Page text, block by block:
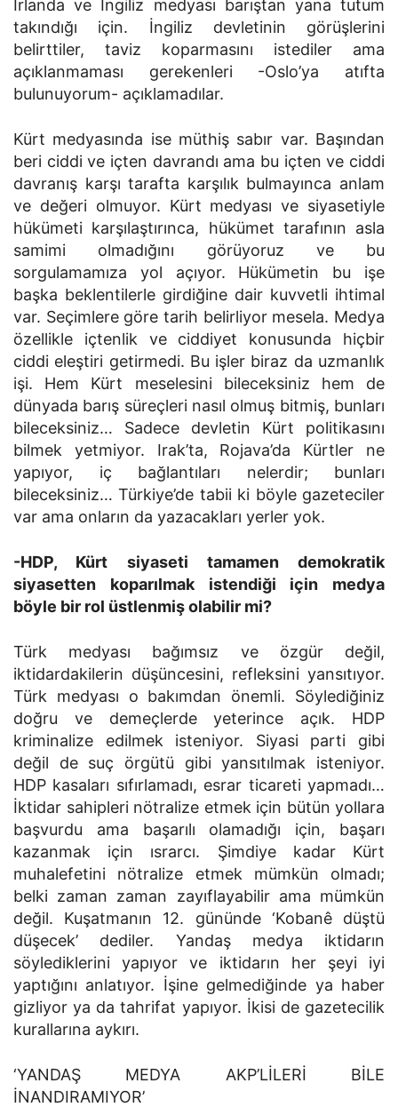
İrlanda ve İngiliz medyası barıştan yana tutum
takındığı için. İngiliz devletinin görüşlerini
belirttiler, taviz koparmasını istediler ama
açıklanmaması gerekenleri -Oslo’ya atıfta
bulunuyorum- açıklamadılar.
Kürt medyasında ise müthiş sabır var. Başından
beri ciddi ve içten davrandı ama bu içten ve ciddi
davranış karşı tarafta karşılık bulmayınca anlam
ve değeri olmuyor. Kürt medyası ve siyasetiyle
hükümeti karşılaştırınca, hükümet tarafının asla
samimi olmadığını görüyoruz ve bu
sorgulamamıza yol açıyor. Hükümetin bu işe
başka beklentilerle girdiğine dair kuvvetli ihtimal
var. Seçimlere göre tarih belirliyor mesela. Medya
özellikle içtenlik ve ciddiyet konusunda hiçbir
ciddi eleştiri getirmedi. Bu işler biraz da uzmanlık
işi. Hem Kürt meselesini bileceksiniz hem de
dünyada barış süreçleri nasıl olmuş bitmiş, bunları
bileceksiniz… Sadece devletin Kürt politikasını
bilmek yetmiyor. Irak’ta, Rojava’da Kürtler ne
yapıyor, iç bağlantıları nelerdir; bunları
bileceksiniz… Türkiye’de tabii ki böyle gazeteciler
var ama onların da yazacakları yerler yok.
-HDP, Kürt siyaseti tamamen demokratik
siyasetten koparılmak istendiği için medya
böyle bir rol üstlenmiş olabilir mi?
Türk medyası bağımsız ve özgür değil,
iktidardakilerin düşüncesini, refleksini yansıtıyor.
Türk medyası o bakımdan önemli. Söylediğiniz
doğru ve demeçlerde yeterince açık. HDP
kriminalize edilmek isteniyor. Siyasi parti gibi
değil de suç örgütü gibi yansıtılmak isteniyor.
HDP kasaları sıfırlamadı, esrar ticareti yapmadı…
İktidar sahipleri nötralize etmek için bütün yollara
başvurdu ama başarılı olamadığı için, başarı
kazanmak için ısrarcı. Şimdiye kadar Kürt
muhalefetini nötralize etmek mümkün olmadı;
belki zaman zaman zayıflayabilir ama mümkün
değil. Kuşatmanın 12. gününde ‘Kobanê düştü
düşecek’ dediler. Yandaş medya iktidarın
söylediklerini yapıyor ve iktidarın her şeyi iyi
yaptığını anlatıyor. İşine gelmediğinde ya haber
gizliyor ya da tahrifat yapıyor. İkisi de gazetecilik
kurallarına aykırı.
‘YANDAŞ MEDYA AKP’LİLERİ BİLE
İNANDIRAMIYOR’